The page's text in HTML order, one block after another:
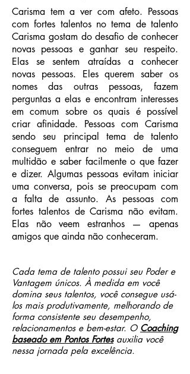
Carisma tem a ver com afeto. Pessoas
com fortes talentos no tema de talento
Carisma gostam do desafio de conhecer
novas pessoas e ganhar seu respeito.
Elas se sentem atraídas a conhecer
novas pessoas. Eles querem saber os
nomes das outras pessoas, fazem
perguntas a elas e encontram interesses
em comum sobre os quais é possível
criar afinidade. Pessoas com Carisma
sendo seu principal tema de talento
conseguem entrar no meio de uma
multidão e saber facilmente o que fazer
e dizer. Algumas pessoas evitam iniciar
uma conversa, pois se preocupam com
a falta de assunto. As pessoas com
fortes talentos de Carisma não evitam.
Elas não veem estranhos — apenas
amigos que ainda não conheceram.
Cada tema de talento possui seu Poder e
Vantagem únicos. À medida em você
domina seus talentos, você consegue usá-
los mais produtivamente, melhorando de
forma consistente seu desempenho,
relacionamentos e bem-estar. O Coaching
baseado em Pontos Fortesauxilia você
nessa jornada pela excelência.